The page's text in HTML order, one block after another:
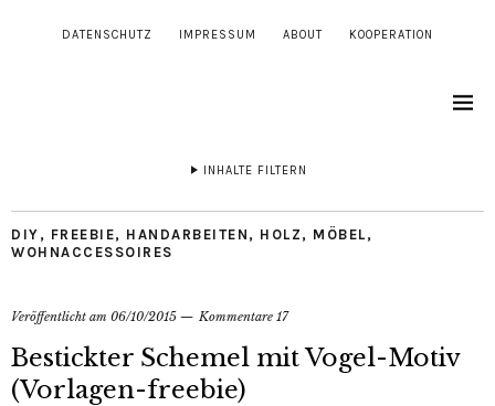
DATENSCHUTZ IMPRESSUM ABOUT KOOPERATION
INHALTE FILTERN
DIY , FREEBIE, HANDARBEITEN , HOLZ , MÖBEL ,
WOHNACCESSOIRES
Veröffentlicht am 06/10/2015 Kommentare 17
Bestickter Schemel mit Vogel-Motiv
(Vorlagen-freebie)